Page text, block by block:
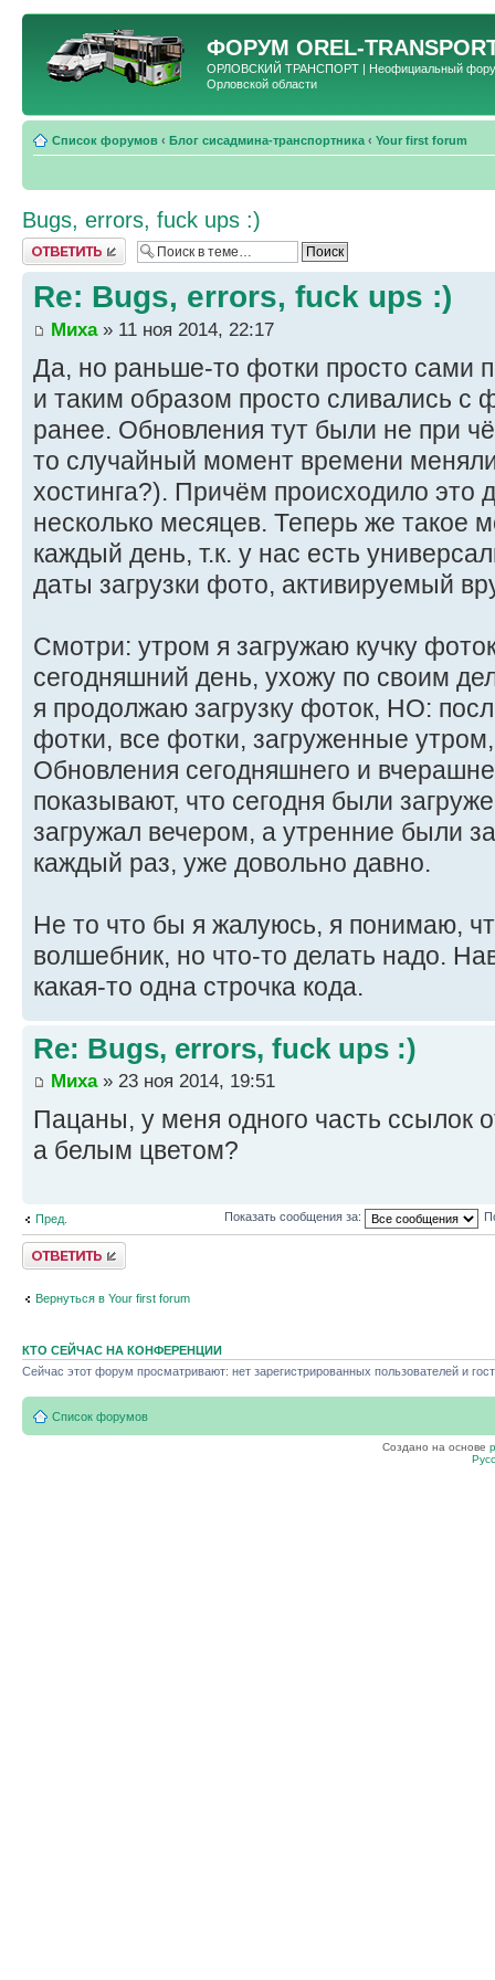
ФОРУМ OREL-
ОРЛОВСКИЙ ТРАНСПОРТ | Неофициальный форум
Орловской области
Список форумов ‹ Блог сисадмина-транспортника ‹ Your first forum
Bugs, errors, fuck ups :)
Ответить
Re: Bugs, errors, fuck ups :)
Миха» 11 ноя 2014, 22:17
Да, но раньше-то фотки просто сами
и таким образом просто сливались с
ранее. Обновления тут были не при
то случайный момент времени меняли
хостинга?). Причём происходило это
несколько месяцев. Теперь же такое
каждый день, т.к. у нас есть
даты загрузки фото, активируемый
Смотри: утром я загружаю кучку
сегодняшний день, ухожу по своим
я продолжаю загрузку фоток, НО:
фотки, все фотки, загруженные
Обновления сегодняшнего и
показывают, что сегодня были
загружал вечером, а утренние были
каждый раз, уже довольно давно.
Не то что бы я жалуюсь, я понимаю,
волшебник, но что-то делать надо.
какая-то одна строчка кода.
Re: Bugs, errors, fuck ups :)
Миха» 23 ноя 2014, 19:51
Пацаны, у меня одного часть ссылок
а белым цветом?
Пред. Показать сообщения за:
Ответить
Вернуться в Your first forum
КТО СЕЙЧАС НА КОНФЕРЕНЦИИ
Сейчас этот форум просматривают: нет зарегистрированных пользователей и
Список форумов
Создано на основе